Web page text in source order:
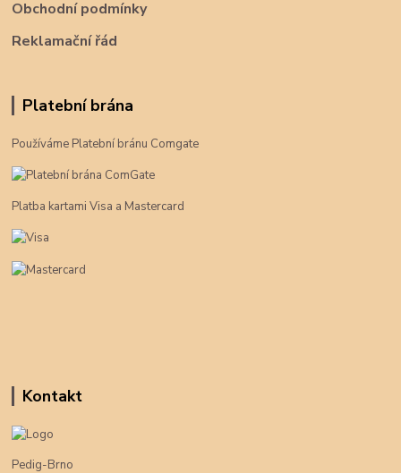
Obchodní podmínky
Reklamační řád
Platební brána
Používáme Platební bránu Comgate
Platba kartami Visa a Mastercard
Kontakt
Pedig-Brno